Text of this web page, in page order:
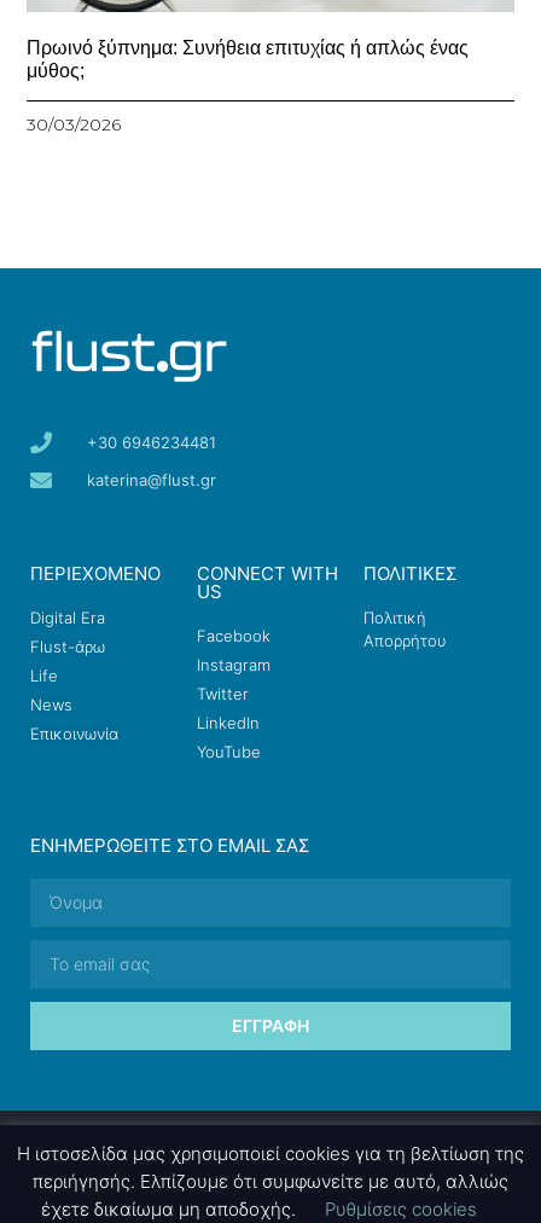
Πρωινό ξύπνημα: Συνήθεια επιτυχίας ή απλώς ένας
μύθος;
30/03/2026
+30 6946234481
katerina@flust.gr
ΠΕΡΙΕΧΟΜΕΝΟ
Digital Era
Flust-άρω
Life
News
Επικοινωνία
CONNECT WITH
US
Facebook
Instagram
Twitter
LinkedIn
YouTube
ΠΟΛΙΤΙΚΕΣ
Πολιτική
Απορρήτου
ΕΝΗΜΕΡΩΘΕΊΤΕ ΣΤΟ EMAIL ΣΑΣ
ΕΓΓΡΑΦΉ
Η ιστοσελίδα μας χρησιμοποιεί cookies για τη βελτίωση της
περιήγησής. Ελπίζουμε ότι συμφωνείτε με αυτό, αλλιώς
έχετε δικαίωμα μη αποδοχής.
Ρυθμίσεις cookies